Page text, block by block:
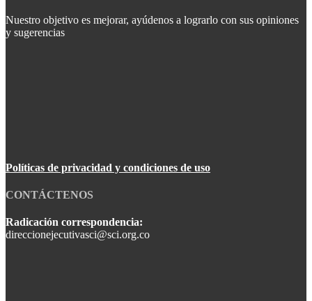
Nuestro objetivo es mejorar, ayúdenos a lograrlo con sus opiniones
y sugerencias
Políticas de privacidad y condiciones de uso
CONTÁCTENOS
Radicación correspondencia:
direccionejecutivasci@sci.org.co